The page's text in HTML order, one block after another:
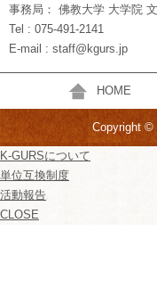
事務局： 佛教大学 大学院
Tel : 075-491-2141
E-mail : staff@kgurs.jp
HOME
Copyright ©
K-GURSについて
単位互換制度
活動報告
CLOSE